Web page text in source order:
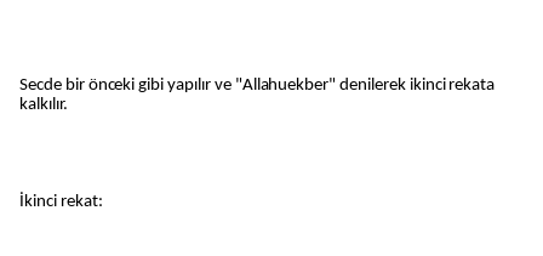
Secde bir önceki gibi yapılır ve "Allahuekber" denilerek ikinci rekata
kalkılır.
İkinci rekat: